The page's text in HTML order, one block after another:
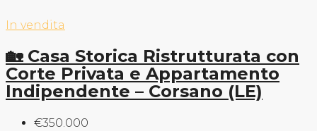
In vendita
🏡 Casa Storica Ristrutturata con
Corte Privata e Appartamento
Indipendente – Corsano (LE)
€350.000